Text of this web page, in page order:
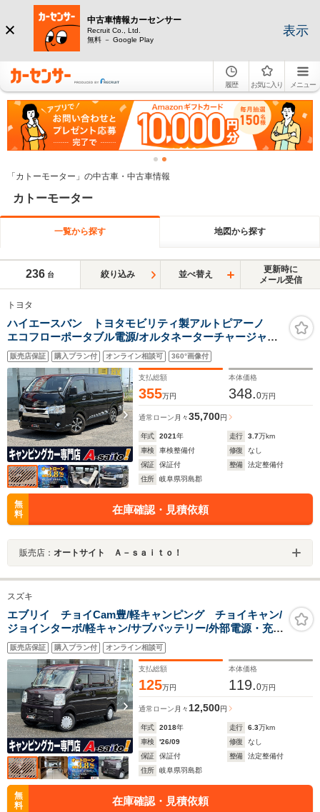
中古車情報カーセンサー
Recruit Co., Ltd.
無料 － Google Play
表示
履歴 お気に入り メニュー
「カトーモーター」の中古車・中古車情報
カトーモーター
一覧から探す 地図から探す
236 台 絞り込み 並べ替え
更新時に
メール受信
トヨタ
ハイエースバン トヨタモビリティ製アルトピアーノ
エコフローポータブル電源/オルタネーターチャージャー/
冷蔵庫/Glパッケージ/KONIショックアブソーバー/トヨタ
TSS/パノラミ
販売店保証 購入プラン付 オンライン相談可 360°画像付
支払総額
355万円
本体価格
348.0万円
通常ローン 月々35,700円
年式 2021年 走行 3.7万km
車検
車検整備付 修復
なし
保証
保証付 整備
法定整備付
住所
岐阜県羽島郡
無
料
在庫確認・見積依頼
販売店： オートサイト Ａ－ｓａｉｔｏ！
スズキ
エブリイ チョイCam豊/軽キャンピング チョイキャン/
ジョインターボ/軽キャン/サブバッテリー/外部電源・充
電/600Wインバーター/インナーミラードラレコ/ナビ/バッ
クカメラ
販売店保証 購入プラン付 オンライン相談可
支払総額
125万円
本体価格
119.0万円
通常ローン 月々12,500円
年式 2018年 走行 6.3万km
車検
'26/09 修復
なし
保証
保証付 整備
法定整備付
住所
岐阜県羽島郡
無
料
在庫確認・見積依頼